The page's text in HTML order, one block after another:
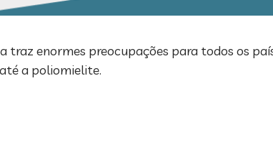
traz enormes preocupações para todos os
a poliomielite.